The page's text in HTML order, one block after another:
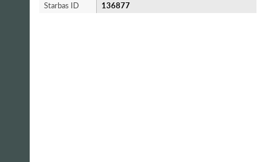
Starbas ID
136877